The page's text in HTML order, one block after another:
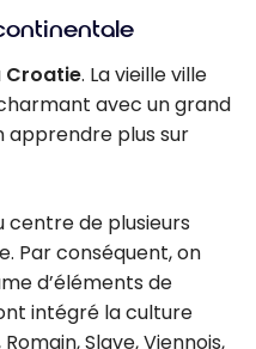
Croatie. La vieille ville
avec un grand
apprendre plus sur
centre de plusieurs
Par conséquent, on
d’éléments de
intégré la culture
Slave, Viennois,